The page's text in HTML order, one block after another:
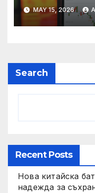
връх
MAY 15, 2026
Search
Recent Posts
Нова китайска
надежда за